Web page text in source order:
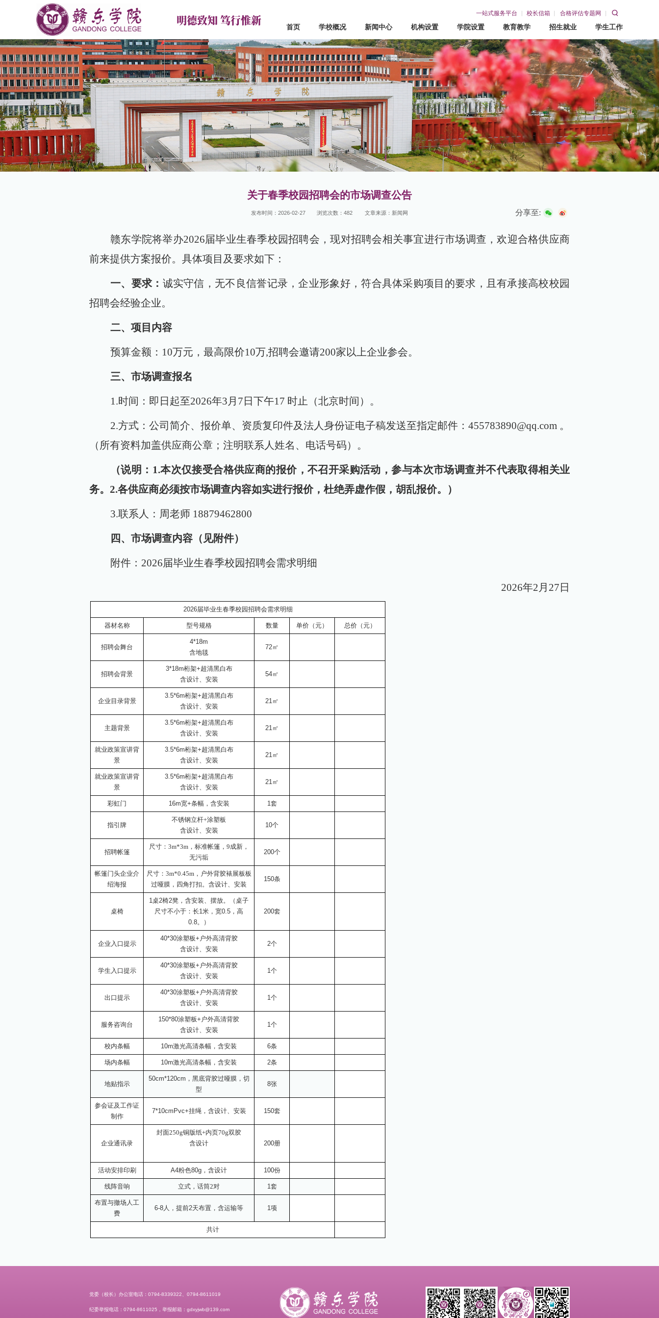
明德致知 笃行惟新 一站式服务平台 校长信箱 合格评估专题网
首页 学校概况 新闻中心 机构设置 学院设置 教育教学 招生就业 学生工作
首页 学校概况
学校简介
学校章程
校训校徽校歌校旗
新闻中心
学校要闻
专题热点
媒体报道
校园传真
合作交流
机构设置
党政部门
群团组织
教学机构
学院设置
信息工程学院
机械与电子工程学院
经济管理学院
人文学院
马克思主义学院
创新创业学院
基础教学部
教育教学
教务网
招生就业
招生网
就业网
学生工作
学工在线
赣东青年
关于春季校园招聘会的市场调查公告
发布时间：2026-02-27 浏览次数： 482 文章来源：新闻网 分享至:
赣东学院将举办2026届毕业生春季校园招聘会，现对招聘会相关事宜进行市场调查，欢迎合格供应商
前来提供方案报价。具体项目及要求如下：
一、要求： 诚实守信，无不良信誉记录，企业形象好，符合具体采购项目的要求，且有承接高校校园
招聘会经验企业。
二、项目内容
预算金额： 10万元，最高限价10万,招聘会邀请200家以上企业参会。
三、市场调查报名
1.时间：即日起至2026年3月7日下午17 时止（北京时间）。
2.方式：公司简介、报价单、资质复印件及法人身份证电子稿发送至指定邮件：455783890@qq.com 。
（所有资料加盖供应商公章；注明联系人姓名、电话号码）。
（说明： 1.本次仅接受合格供应商的报价，不召开采购活动，参与本次市场调查并不代表取得相关业
务。2.各供应商必须按市场调查内容如实进行报价，杜绝弄虚作假，胡乱报价。）
3.联系人：周老师 18879462800
四、市场调查内容（见附件）
附件： 2026届毕业生春季校园招聘会需求明细
2026年2月27日
2026届毕业生春季校园招聘会需求明细
器材名称 型号规格 数量 单价（元） 总价（元）
招聘会舞台
4*18m
含地毯
72㎡
招聘会背景
3*18m桁架+超清黑白布
含设计、安装
54㎡
企业目录背景
3.5*6m桁架+超清黑白布
含设计、安装
21㎡
主题背景
3.5*6m桁架+超清黑白布
含设计、安装
21㎡
就业政策宣讲背
景
3.5*6m桁架+超清黑白布
含设计、安装
21㎡
就业政策宣讲背
景
3.5*6m桁架+超清黑白布
含设计、安装
21㎡
彩虹门 16m宽+条幅，含安装 1套
指引牌
不锈钢立杆+涂塑板
含设计、安装
10个
招聘帐篷
尺寸： 3m*3m，标准帐篷，9成新，
无污垢
200个
帐篷门头企业介
绍海报
尺寸： 3m*0.45m，户外背胶裱展板板
过哑膜，四角打扣。 含设计、安装
150条
桌椅
1桌2椅2凳，含安装、摆放。（桌子
尺寸不小于：长1米，宽0.5，高
0.8。）
200套
企业入口提示
40*30涂塑板+户外高清背胶
含设计、安装
2个
学生入口提示
40*30涂塑板+户外高清背胶
含设计、安装
1个
出口提示
40*30涂塑板+户外高清背胶
含设计、安装
1个
服务咨询台
150*80涂塑板+户外高清背胶
含设计、安装
1个
校内条幅 10m激光高清条幅，含安装 6条
场内条幅 10m激光高清条幅，含安装 2条
地贴指示
50cm*120cm，黑底背胶过哑膜，切
型
8张
参会证及工作证
制作
7*10cmPvc+挂绳，含设计、安装 150套
企业通讯录
封面250g铜版纸+内页70g双胶
含设计
200册
活动安排印刷 A4粉色80g，含设计 100份
线阵音响 立式，话筒2对 1套
布置与撤场人工
费
6-8人，提前2天布置，含运输等 1项
共计
党委（校长）办公室电话：0794-8339322、0794-8611019
纪委举报电话：0794-8611025，举报邮箱：gdxyjwb@139.com